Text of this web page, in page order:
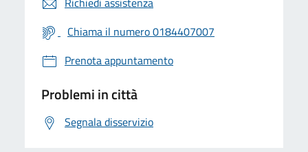
Chiama il numero 0184407007
Prenota appuntamento
Problemi in città
Segnala disservizio